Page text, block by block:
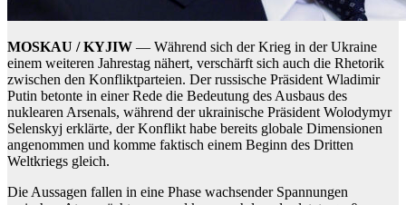
MOSKAU / KYJIW — Während sich der Krieg in der Ukraine
einem weiteren Jahrestag nähert, verschärft sich auch die Rhetorik
zwischen den Konfliktparteien. Der russische Präsident Wladimir
Putin betonte in einer Rede die Bedeutung des Ausbaus des
nuklearen Arsenals, während der ukrainische Präsident Wolodymyr
Selenskyj erklärte, der Konflikt habe bereits globale Dimensionen
angenommen und komme faktisch einem Beginn des Dritten
Weltkriegs gleich.
Die Aussagen fallen in eine Phase wachsender Spannungen